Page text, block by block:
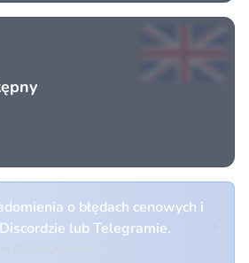
o błędach cenowych i
lub Telegramie.